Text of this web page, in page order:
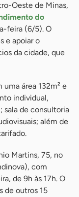
Oeste de Minas,
do
feira (6/5). O
e apoiar o
da cidade, que
área 132m² e
individual,
sala de consultoria
além de
Martins, 75, no
com
de 9h às 17h. O
de outros 15